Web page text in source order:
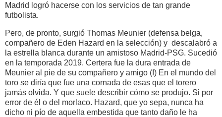
Madrid logró hacerse con los servicios de tan grande
futbolista.
Pero, de pronto, surgió Thomas Meunier (defensa belga,
compañero de Eden Hazard en la selección) y descalabró a
la estrella blanca durante un amistoso Madrid-PSG. Sucedió
en la temporada 2019. Certera fue la dura entrada de
Meunier al pie de su compañero y amigo (!) En el mundo del
toro se diría que fue una cornada de esas que el torero
jamás olvida. Y que suele describir cómo se produjo. Si por
error de él o del morlaco. Hazard, que yo sepa, nunca ha
dicho ni pío de aquella embestida que tanto daño le ha